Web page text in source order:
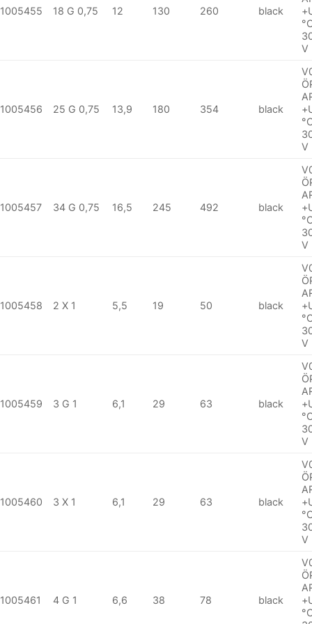
1005455 18 G 0,75 12 130 260 black
V
1005456 25 G 0,75 13,9 180 354 black
V
1005457 34 G 0,75 16,5 245 492 black
V
1005458 2 X 1 5,5 19 50 black
V
1005459 3 G 1 6,1 29 63 black
V
1005460 3 X 1 6,1 29 63 black
V
1005461 4 G 1 6,6 38 78 black